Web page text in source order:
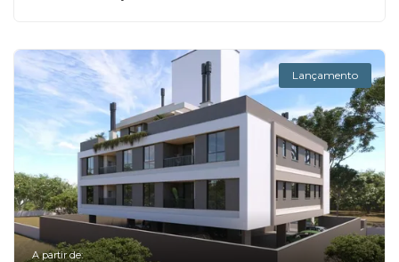
Lançamento
A partir de: